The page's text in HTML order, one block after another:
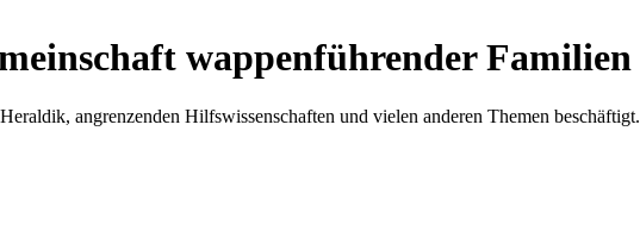
wappenführender Familien
angrenzenden Hilfswissenschaften und vielen anderen Themen beschäftigt.